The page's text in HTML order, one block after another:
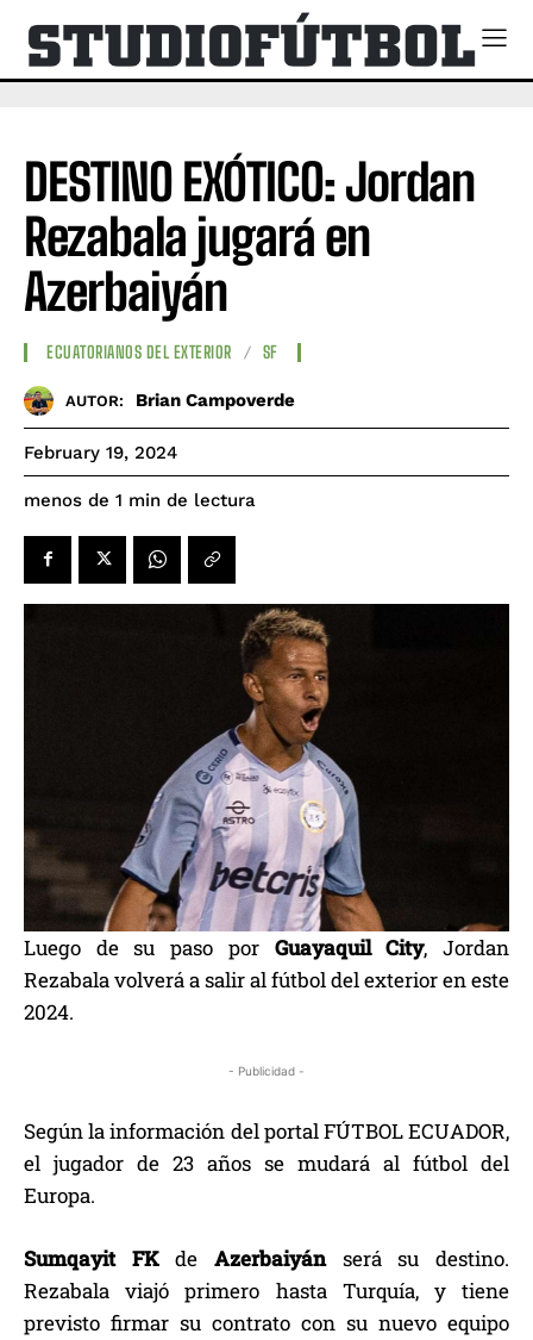
DESTINO EXÓTICO: Jordan
Rezabala jugará en
Azerbaiyán
ECUATORIANOS DEL EXTERIOR SF
AUTOR: Brian Campoverde
February 19, 2024
menos de 1 min de lectura
Luego de su paso por Guayaquil City, Jordan
Rezabala volverá a salir al fútbol del exterior en este
2024.
- Publicidad -
Según la información del portal FÚTBOL ECUADOR,
el jugador de 23 años se mudará al fútbol del
Europa.
Sumqayit FKdeAzerbaiyánserá su destino.
Rezabala viajó primero hasta Turquía, y tiene
previsto firmar su contrato con su nuevo equipo